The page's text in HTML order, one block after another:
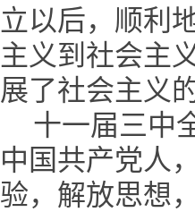
立以后，顺利
主义到社会主
展了社会主义
十一届三中
中国共产党人
验，解放思想